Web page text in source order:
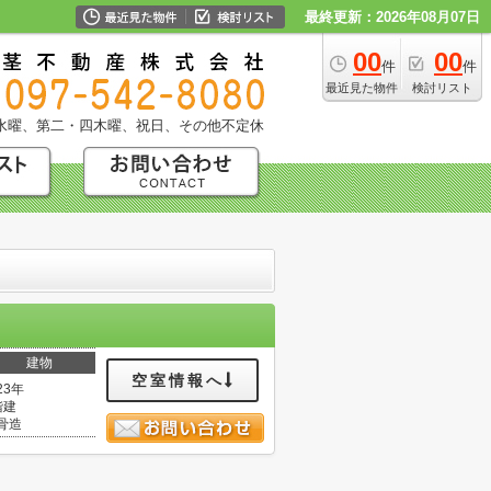
最終更新：2026年08月07日
00件
最近見た物件
00件
検討リスト
曜、第二・四木曜、祝日、その他不定休
建物
年
建
造
空室情報へ